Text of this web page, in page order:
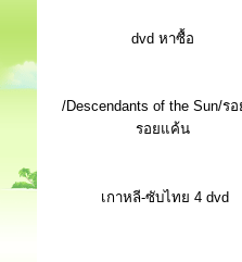
dvd หาซื้อ
/Descendants of the Sun/รอ
รอยแค้น
เกาหลี-ซับไทย 4 dvd